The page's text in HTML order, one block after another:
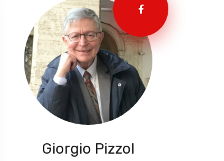
Giorgio Pizzol